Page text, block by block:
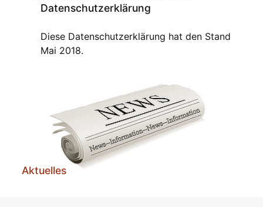
Datenschutzerklärung
Diese Datenschutzerklärung hat den Stand
Mai 2018.
Aktuelles